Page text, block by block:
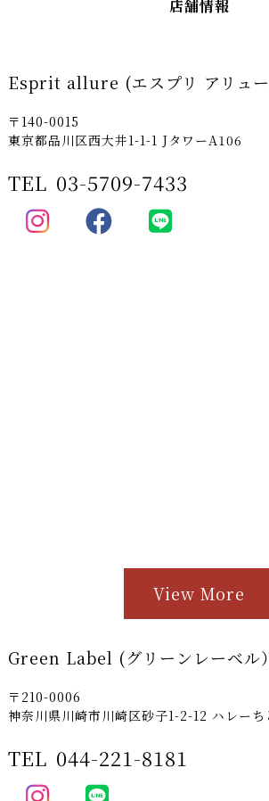
店舗情報
Esprit allure (エスプリ アリュー
〒140-0015
東京都品川区西大井1-1-1 JタワーA106
TEL 03-5709-7433
View More
Green Label (グリーンレーベル）
〒210-0006
神奈川県川崎市川崎区砂子1-2-12 ハレーち
TEL 044-221-8181